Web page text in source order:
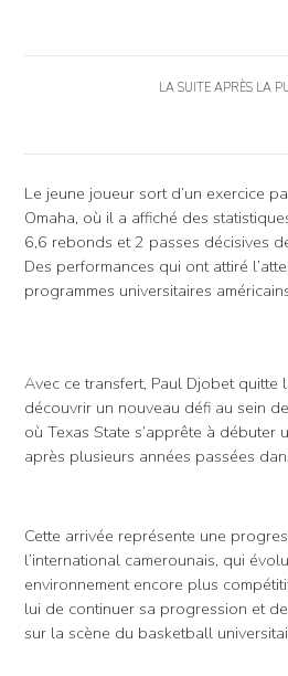
LA SUITE APRÈS LA
Le jeune joueur sort d’un exercice
Omaha, où il a affiché des
6,6 rebonds et 2 passes décisives
Des performances qui ont attiré
programmes universitaires
Avec ce transfert, Paul Djobet quitte
découvrir un nouveau défi au sein
où Texas State s’apprête à débuter
après plusieurs années passées
Cette arrivée représente une
l’international camerounais, qui
environnement encore plus
lui de continuer sa progression et
sur la scène du basketball